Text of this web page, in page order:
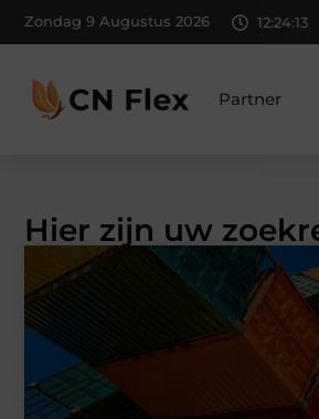
Zondag 9 Augustus 2026 12:24:14
Partner
Hier zijn uw